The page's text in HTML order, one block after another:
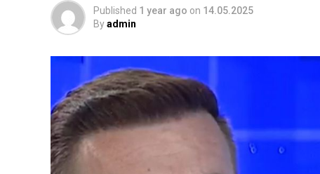
Published 1 year ago on 14.05.2025
Byadmin